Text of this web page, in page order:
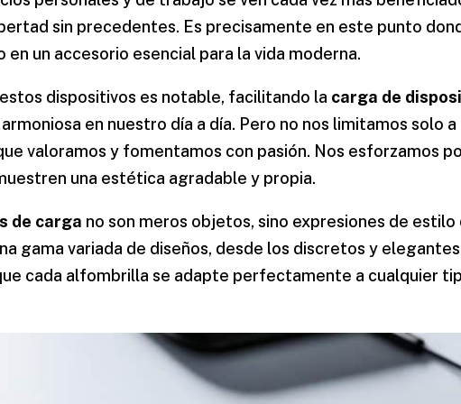
sin precedentes. Es precisamente en este punto
en un accesorio esencial para la vida moderna.
dispositivos es notable, facilitando la carga de
en nuestro día a día. Pero no nos limitamos solo
valoramos y fomentamos con pasión. Nos esforzamos
una estética agradable y propia.
de carga no son meros objetos, sino expresiones de
gama variada de diseños, desde los discretos y
cada alfombrilla se adapte perfectamente a cualquier